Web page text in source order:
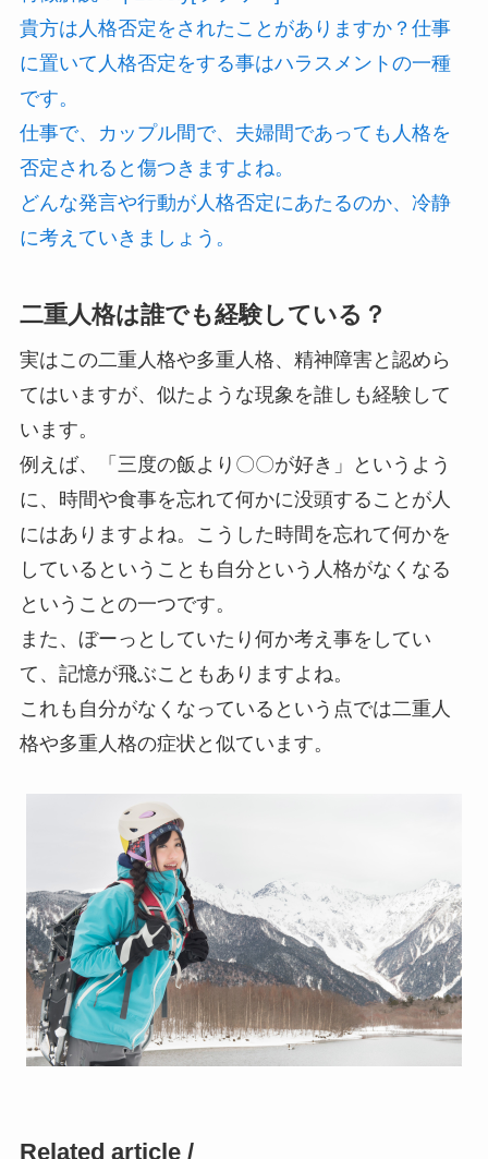
貴方は人格否定をされたことがありますか？仕事
に置いて人格否定をする事はハラスメントの一種
です。
仕事で、カップル間で、夫婦間であっても人格を
否定されると傷つきますよね。
どんな発言や行動が人格否定にあたるのか、冷静
に考えていきましょう。
二重人格は誰でも経験している？
実はこの二重人格や多重人格、精神障害と認めら
てはいますが、似たような現象を誰しも経験して
います。
例えば、「三度の飯より〇〇が好き」というよう
に、時間や食事を忘れて何かに没頭することが人
にはありますよね。こうした時間を忘れて何かを
しているということも自分という人格がなくなる
ということの一つです。
また、ぼーっとしていたり何か考え事をしてい
て、記憶が飛ぶこともありますよね。
これも自分がなくなっているという点では二重人
格や多重人格の症状と似ています。
Related article /